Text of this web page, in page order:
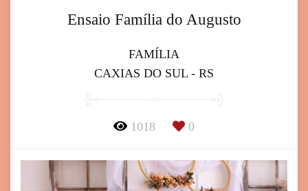
Ensaio Família do Augusto
FAMÍLIA
CAXIAS DO SUL - RS
1018 0